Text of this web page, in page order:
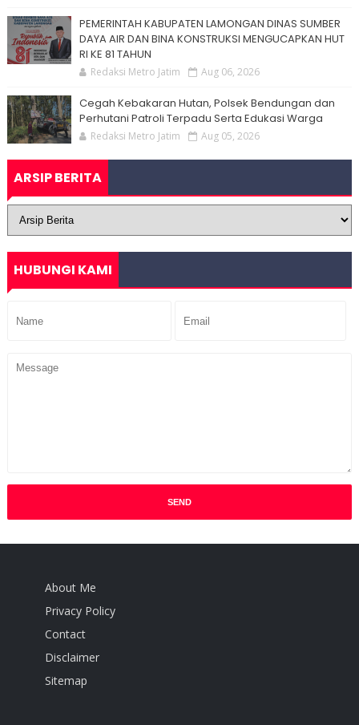
PEMERINTAH KABUPATEN LAMONGAN DINAS SUMBER
DAYA AIR DAN BINA KONSTRUKSI MENGUCAPKAN HUT
RI KE 81 TAHUN
Redaksi Metro Jatim Aug 06, 2026
Cegah Kebakaran Hutan, Polsek Bendungan dan
Perhutani Patroli Terpadu Serta Edukasi Warga
Redaksi Metro Jatim Aug 05, 2026
ARSIP BERITA
HUBUNGI KAMI
About Me
Privacy Policy
Contact
Disclaimer
Sitemap